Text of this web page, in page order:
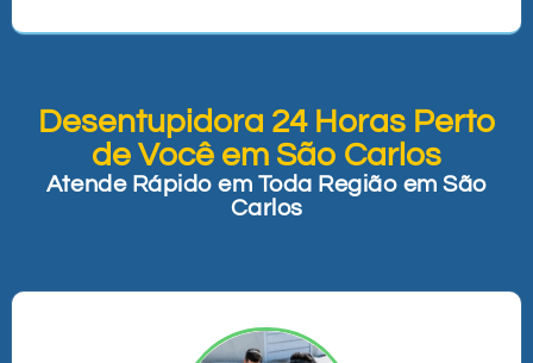
Desentupidora 24 Horas Perto
de Você em São Carlos
Atende Rápido em Toda Região em São
Carlos